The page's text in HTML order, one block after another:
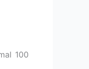
100